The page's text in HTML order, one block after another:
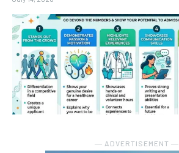
― ADVERTISEMENT ―